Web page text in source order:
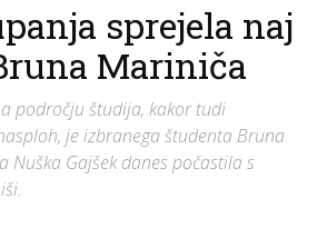
sprejela naj
Mariniča
področju študija, kakor tudi
je izbranega študenta Bruna
Nuška Gajšek danes počastila s